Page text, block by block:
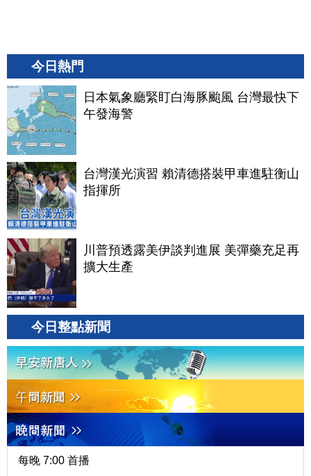
今日熱門
日本氣象廳緊盯白海豚颱風 台灣最快下
午發海警
台灣漢光演習 賴清德搭裝甲車進駐衡山
指揮所
川普預透露美伊談判進展 美彈藥充足再
擴大生產
今日整點新聞
每晚 7:00 首播